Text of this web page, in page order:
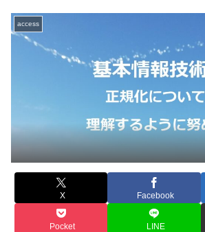
access
X Facebook
Pocket LINE